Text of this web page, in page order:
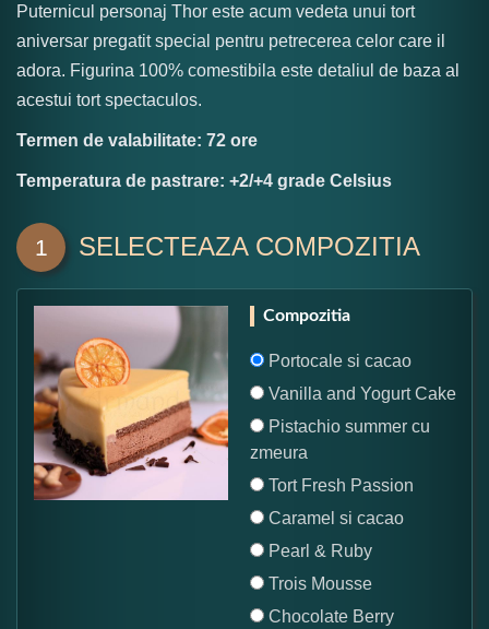
Puternicul personaj Thor este acum vedeta unui tort
aniversar pregatit special pentru petrecerea celor care il
adora. Figurina 100% comestibila este detaliul de baza al
acestui tort spectaculos.
Termen de valabilitate: 72 ore
Temperatura de pastrare: +2/+4 grade Celsius
1 SELECTEAZA COMPOZITIA
Compozitia
Portocale si cacao
Vanilla and Yogurt Cake
Pistachio summer cu
zmeura
Tort Fresh Passion
Caramel si cacao
Pearl & Ruby
Trois Mousse
Chocolate Berry